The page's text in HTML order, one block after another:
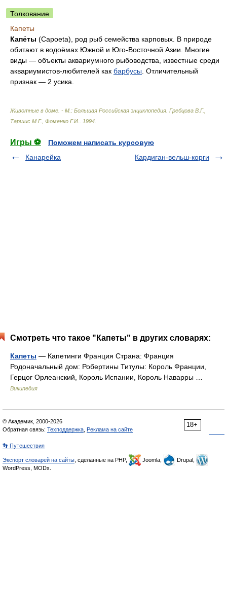
Толкование
Капеты
Капе́ты (Capoeta), род рыб семейства карповых. В природе
обитают в водоёмах Южной и Юго-Восточной Азии. Многие
виды — объекты аквариумного рыбоводства, известные среди
аквариумистов-любителей как барбусы . Отличительный
признак — 2 усика.
Животные в доме. - М.: Большая Российская энциклопедия Гребцова В.Г.,
Таршис М.Г., Фоменко Г.И.
1994
Игры ⚽
Поможем написать курсовую
Канарейка
Кардиган-вельш-корги
Смотреть что такое "Капеты" в других словарях:
Капеты — Капетинги Франция Страна: Франция
Родоначальный дом: Робертины Титулы: Король Франции,
Герцог Орлеанский, Король Испании, Король Наварры …
Википедия
18+
© Академик, 2000-2026
Обратная связь: Техподдержка Реклама на сайте
👣 Путешествия
Экспорт словарей на сайты , сделанные на PHP, Joomla,
Drupal,
WordPress, MODx.